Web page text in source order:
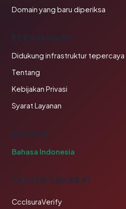
Domain yang baru diperiksa
PERUSAHAAN
Didukung infrastruktur tepercaya
Tentang
Kebijakan Privasi
Syarat Layanan
BAHASA
Bahasa Indonesia
TAUTAN SAHABAT
CcclsuraVerify